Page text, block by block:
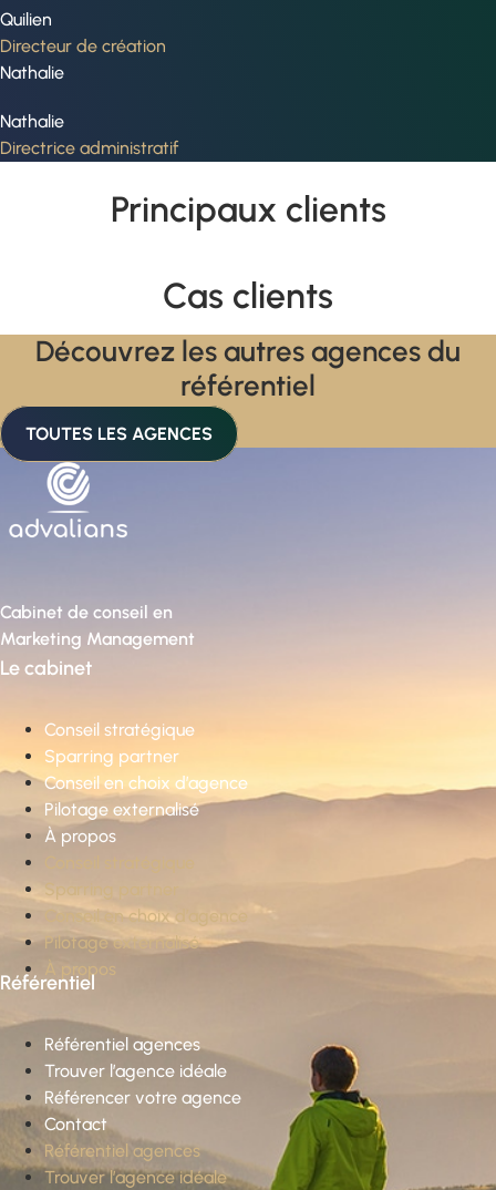
Quilien
Directeur de création
Nathalie
Nathalie
Directrice administratif
Principaux clients
Cas clients
Découvrez les autres agences du
référentiel
TOUTES LES AGENCES
Cabinet de conseil en
Marketing Management
Le cabinet
Conseil stratégique
Sparring partner
Conseil en choix d’agence
Pilotage externalisé
À propos
Conseil stratégique
Sparring partner
Conseil en choix d’agence
Pilotage externalisé
À propos
Référentiel
Référentiel agences
Trouver l’agence idéale
Référencer votre agence
Contact
Référentiel agences
Trouver l’agence idéale